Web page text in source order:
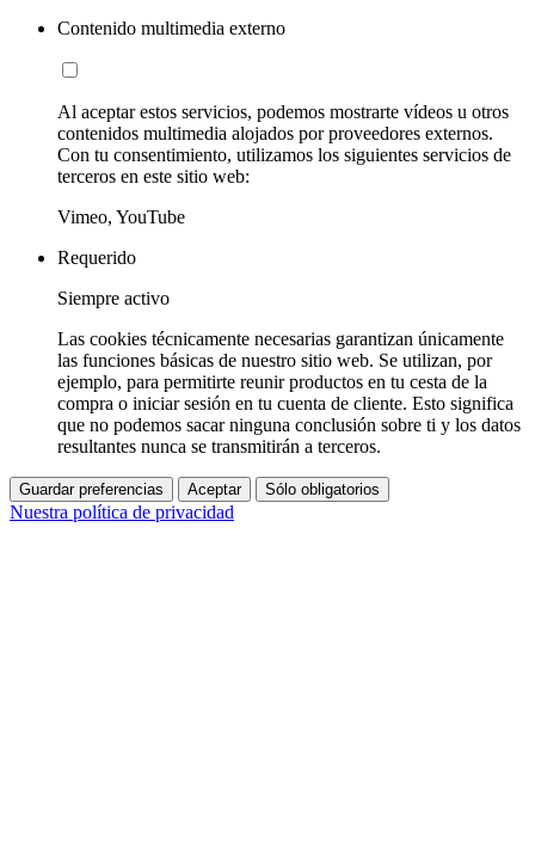
Contenido multimedia externo
Al aceptar estos servicios, podemos mostrarte vídeos u otros
contenidos multimedia alojados por proveedores externos.
Con tu consentimiento, utilizamos los siguientes servicios de
terceros en este sitio web:
Vimeo, YouTube
Requerido
Siempre activo
Las cookies técnicamente necesarias garantizan únicamente
las funciones básicas de nuestro sitio web. Se utilizan, por
ejemplo, para permitirte reunir productos en tu cesta de la
compra o iniciar sesión en tu cuenta de cliente. Esto significa
que no podemos sacar ninguna conclusión sobre ti y los datos
resultantes nunca se transmitirán a terceros.
Guardar preferencias Aceptar Sólo obligatorios
Nuestra política de privacidad